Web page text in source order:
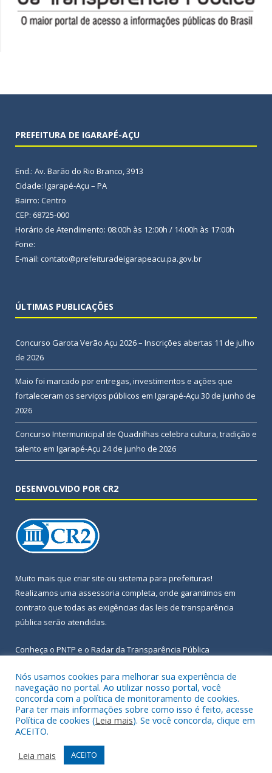
PREFEITURA DE IGARAPÉ-AÇU
End.: Av. Barão do Rio Branco, 3913
Cidade: Igarapé-Açu – PA
Bairro: Centro
CEP: 68725-000
Horário de Atendimento: 08:00h às 12:00h / 14:00h às 17:00h
Fone:
E-mail: contato@prefeituradeigarapeacu.pa.gov.br
ÚLTIMAS PUBLICAÇÕES
Concurso Garota Verão Açu 2026 – Inscrições abertas 11 de julho
de 2026
Maio foi marcado por entregas, investimentos e ações que
fortaleceram os serviços públicos em Igarapé-Açu 30 de junho de
2026
Concurso Intermunicipal de Quadrilhas celebra cultura, tradição e
talento em Igarapé-Açu 24 de junho de 2026
DESENVOLVIDO POR CR2
Muito mais que criar site ou sistema para prefeituras!
Realizamos uma assessoria completa, onde garantimos em
contrato que todas as exigências das leis de transparência
pública serão atendidas.
Conheça o PNTP e o Radar da Transparência Pública
Todos os direitos reservados a Prefeitura Municipal de Igarapé-
Açu.
Frequência Online
Acessar Área Administrativa
Nós usamos cookies para melhorar sua experiência de
navegação no portal. Ao utilizar nosso portal, você
concorda com a política de monitoramento de cookies.
Para ter mais informações sobre como isso é feito, acesse
Política de cookies (Leia mais). Se você concorda, clique em
ACEITO.
Leia mais
ACEITO